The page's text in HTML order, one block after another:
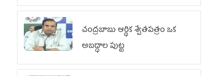
చంద్రబాబు ఆర్థిక శ్వేతపత్రం ఒక
అబద్ధాల పుట్ట